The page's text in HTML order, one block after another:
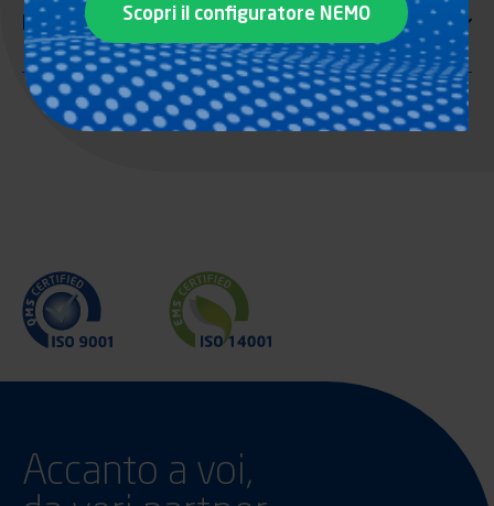
Accanto a voi,
Scopri il configuratore NEMO